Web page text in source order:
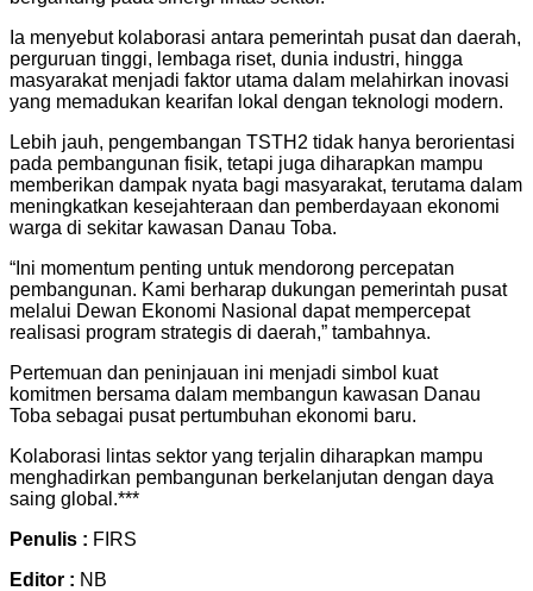
Ia menyebut kolaborasi antara pemerintah pusat dan daerah,
perguruan tinggi, lembaga riset, dunia industri, hingga
masyarakat menjadi faktor utama dalam melahirkan inovasi
yang memadukan kearifan lokal dengan teknologi modern.
Lebih jauh, pengembangan TSTH2 tidak hanya berorientasi
pada pembangunan fisik, tetapi juga diharapkan mampu
memberikan dampak nyata bagi masyarakat, terutama dalam
meningkatkan kesejahteraan dan pemberdayaan ekonomi
warga di sekitar kawasan Danau Toba.
“Ini momentum penting untuk mendorong percepatan
pembangunan. Kami berharap dukungan pemerintah pusat
melalui Dewan Ekonomi Nasional dapat mempercepat
realisasi program strategis di daerah,” tambahnya.
Pertemuan dan peninjauan ini menjadi simbol kuat
komitmen bersama dalam membangun kawasan Danau
Toba sebagai pusat pertumbuhan ekonomi baru.
Kolaborasi lintas sektor yang terjalin diharapkan mampu
menghadirkan pembangunan berkelanjutan dengan daya
saing global.***
Penulis : FIRS
Editor : NB